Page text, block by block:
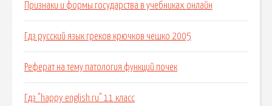
Признаки и формы государства в учебниках онлайн
Гдз русский язык греков крючков чешко 2005
Реферат на тему патология функций почек
Гдз "happy english.ru" 11 класс